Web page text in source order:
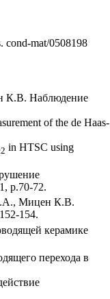
cond-mat/0508198
К.В. Наблюдение
of the de Haas-
in HTSC using
p.70-72.
Мицен К.В.
154.
керамике
перехода в